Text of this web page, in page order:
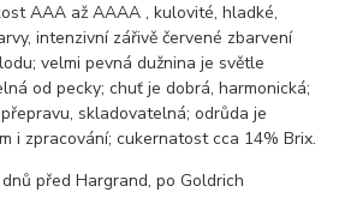
AAA až AAAA , kulovité, hladké,
intenzivní zářivě červené zbarvení
velmi pevná dužnina je světle
od pecky; chuť je dobrá, harmonická;
skladovatelná; odrůda je
i zpracování; cukernatost cca 14% Brix.
před Hargrand, po Goldrich